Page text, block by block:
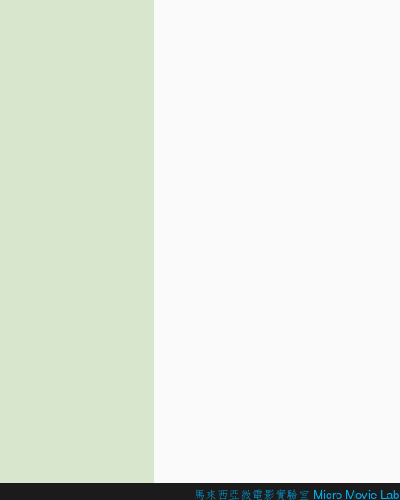
馬來西亞微電影實驗室 Micro Movie Lab